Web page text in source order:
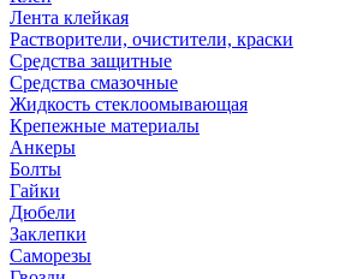
Лента клейкая
Растворители, очистители, краски
Средства защитные
Средства смазочные
Жидкость стеклоомывающая
Крепежные материалы
Анкеры
Болты
Гайки
Дюбели
Заклепки
Саморезы